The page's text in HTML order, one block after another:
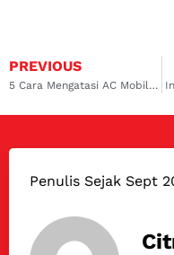
PREVIOUS
5 Cara Mengatasi AC Mobil Bau dengan Mudah dan Cepat
Penulis Sejak Sept